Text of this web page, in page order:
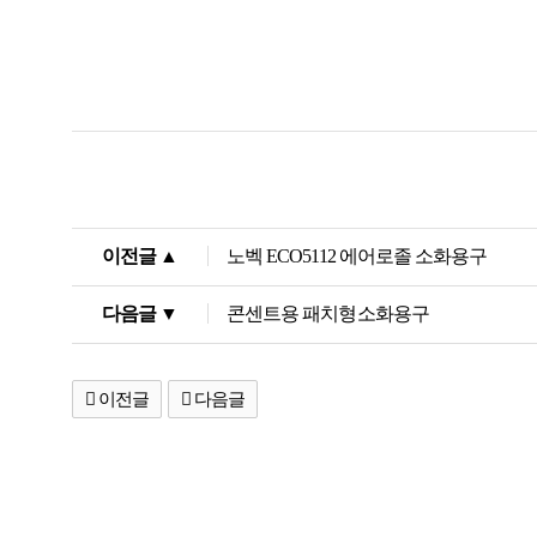
이전글 ▲ 노벡 ECO5112 에어로졸 소화용구
다음글 ▼ 콘센트용 패치형소화용구
이전글 다음글